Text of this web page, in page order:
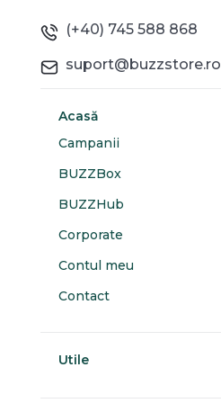
(+40) 745 588 868
suport@buzzstore.ro
Acasă
Campanii
BUZZBox
BUZZHub
Corporate
Contul meu
Contact
Utile